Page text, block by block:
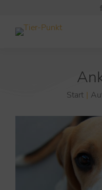
Sie befinden sich hier:
Start